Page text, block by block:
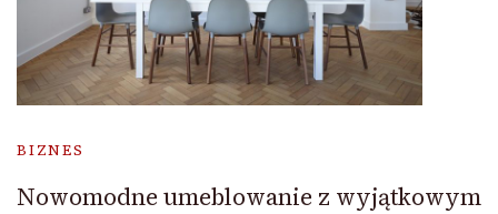
BIZNES
Nowomodne umeblowanie z wyjątkowym